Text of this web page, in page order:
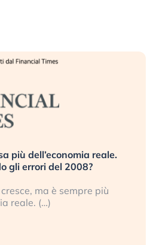
più dell’economia reale.
gli errori del 2008?
ma è sempre più
reale. (…)